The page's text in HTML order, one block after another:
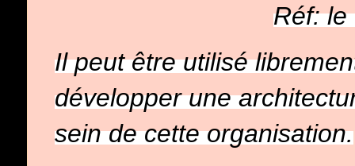
Réf:
Il peut être utilisé
développer une
sein de cette organisation.